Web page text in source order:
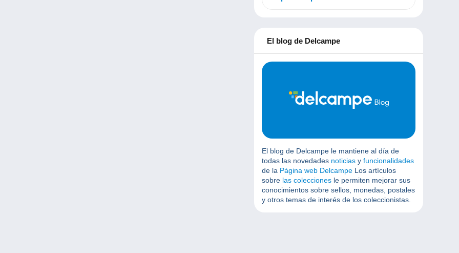
El blog de Delcampe
El blog de Delcampe le mantiene al día de
todas las novedades noticias y funcionalidades
de la Página web Delcampe Los artículos
sobre las colecciones le permiten mejorar sus
conocimientos sobre sellos, monedas, postales
y otros temas de interés de los coleccionistas.